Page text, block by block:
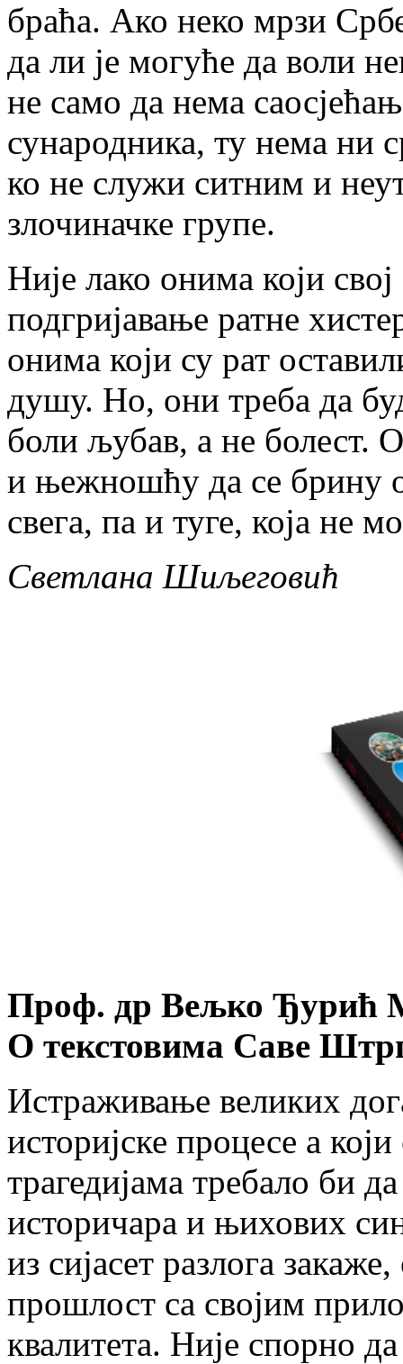
браћа. Ако неко мрзи
да ли је могуће да воли
не само да нема
сународника, ту нема ни
ко не служи ситним и
злочиначке групе.
Није лако онима који
подгријавање ратне
онима који су рат
душу. Но, они треба да
боли љубав, а не болест.
и њежношћу да се брину о
свега, па и туге, која не
Светлана Шиљеговић
Проф. др Вељко Ђурић
О текстовима Саве
Истраживање великих
историјске процесе а
трагедијама требало би
историчара и њихових
из сијасет разлога
прошлост са својим
квалитета. Није спорно